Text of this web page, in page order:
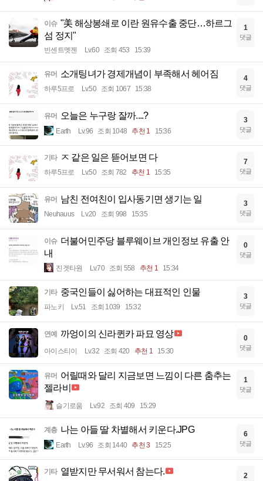
이슈 "美 해상봉쇄로 이란 원유수출 중단…하르그
섬 정지"
빈센트멧젠 Lv.60 조회 453 15:39
1
댓글
유머 소개팅녀가 경제개념이 부족해서 헤어짐
하루5프로 Lv.50 조회 1067 15:38
4
댓글
유머 오늘은 누구랑 잘까....?
Earth Lv.96 조회 1048 추천 1 15:36
3
댓글
기타 ㅈ 같은 일은 뜯어보면 다
하루5프로 Lv.50 조회 782 추천 1 15:35
7
댓글
유머 남친 전여친이 입사동기면 생기는 일
Neuhauus Lv.20 조회 998 15:35
3
댓글
이슈 더불어민주당 블루웨이브 개인정보 유출 안
내
진겟타원 Lv.70 조회 558 추천 1 15:34
0
댓글
기타 중국인들이 싫어하는 대표적인 인물
파노키 Lv.51 조회 1039 15:32
3
댓글
연예 까엉이의 신라퀸카 파묘 영상
아이스티이 Lv.32 조회 420 추천 1 15:30
0
댓글
유머 어릴때와 달리 지금보면 느낌이 다른 춤추는
젤라비
슬기로움 Lv.92 조회 409 15:29
1
댓글
계층 나는 아들 딸 차별해서 키운다.JPG
Earth Lv.96 조회 1440 추천 3 15:25
6
댓글
기타 열받지만 무서워서 참는다. 2